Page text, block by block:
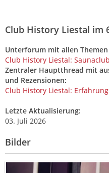
Club History Liestal im
Unterforum mit allen
Club History Liestal:
Zentraler Hauptthread mit
und Rezensionen:
Club History Liestal:
Letzte Aktualisierung:
03. Juli 2026
Bilder